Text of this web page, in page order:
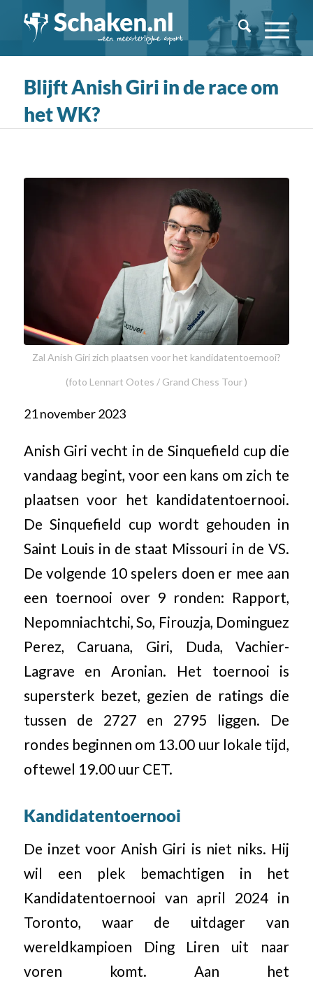
Blijft Anish Giri in de race om
het WK?
Zal Anish Giri zich plaatsen voor het kandidatentoernooi?
(foto Lennart Ootes / Grand Chess Tour )
21 november 2023
Anish Giri vecht in de Sinquefield cup die
vandaag begint, voor een kans om zich te
plaatsen voor het kandidatentoernooi.
De Sinquefield cup wordt gehouden in
Saint Louis in de staat Missouri in de VS.
De volgende 10 spelers doen er mee aan
een toernooi over 9 ronden: Rapport,
Nepomniachtchi, So, Firouzja, Dominguez
Perez, Caruana, Giri, Duda, Vachier-
Lagrave en Aronian. Het toernooi is
supersterk bezet, gezien de ratings die
tussen de 2727 en 2795 liggen. De
rondes beginnen om 13.00 uur lokale tijd,
oftewel 19.00 uur CET.
Kandidatentoernooi
De inzet voor Anish Giri is niet niks. Hij
wil een plek bemachtigen in het
Kandidatentoernooi van april 2024 in
Toronto, waar de uitdager van
wereldkampioen Ding Liren uit naar
voren komt. Aan het